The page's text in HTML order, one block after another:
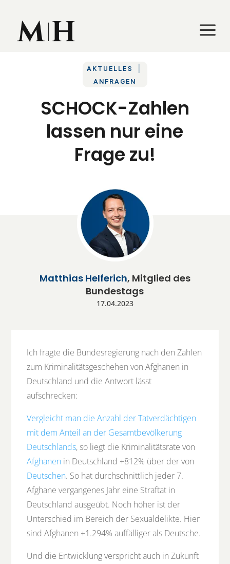
a
a
AKTUELLES |
ANFRAGEN
SCHOCK-Zahlen
lassen nur eine
Frage zu!
Matthias Helferich, Mitglied des
Bundestags
17.04.2023
Ich fragte die Bundesregierung nach den Zahlen
zum Kriminalitätsgeschehen von Afghanen in
Deutschland und die Antwort lässt
aufschrecken:
Vergleicht man die Anzahl der Tatverdächtigen
mit dem Anteil an der Gesamtbevölkerung
Deutschlands, so liegt die Kriminalitätsrate von
Afghanen in Deutschland +812% über der von
Deutschen. So hat durchschnittlich jeder 7.
Afghane vergangenes Jahr eine Straftat in
Deutschland ausgeübt. Noch höher ist der
Unterschied im Bereich der Sexualdelikte. Hier
sind Afghanen +1.294% auffälliger als Deutsche.
Und die Entwicklung verspricht auch in Zukunft